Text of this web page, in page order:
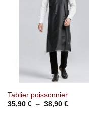
Tablier poissonnier
35,90 € – 38,90 €Plage